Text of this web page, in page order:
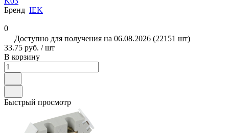
Бренд IEK
0
Доступно для получения на 06.08.2026 (22151 шт)
33.75 руб. / шт
В корзину
Быстрый просмотр